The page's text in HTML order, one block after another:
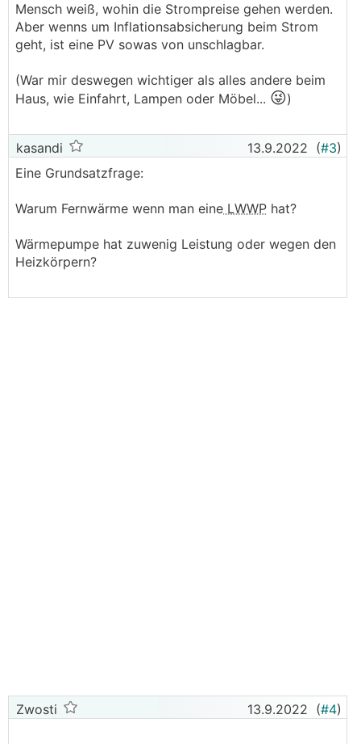
Mensch weiß, wohin die Strompreise gehen werden.
Aber wenns um Inflationsabsicherung beim Strom
geht, ist eine PV sowas von unschlagbar.
(War mir deswegen wichtiger als alles andere beim
Haus, wie Einfahrt, Lampen oder Möbel... 😜)
kasandi 13.9.2022 (#3)
Eine Grundsatzfrage:
Warum Fernwärme wenn man eine LWWP hat?
Wärmepumpe hat zuwenig Leistung oder wegen den
Heizkörpern?
Zwosti 13.9.2022 (#4)